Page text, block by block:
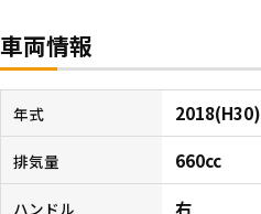
車両情報
年式 2018(H30)
排気量 660cc
ハンドル 右